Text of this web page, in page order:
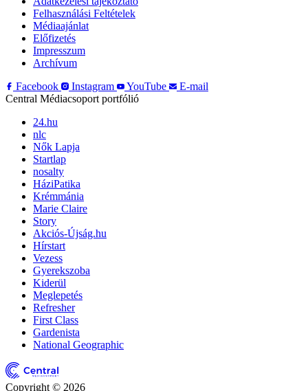
Felhasználási Feltételek
Médiaajánlat
Előfizetés
Impresszum
Archívum
Facebook
Instagram YouTube
E-mail
Central Médiacsoport portfólió
24.hu
nlc
Nők Lapja
Startlap
nosalty
HáziPatika
Krémmánia
Marie Claire
Story
Akciós-Újság.hu
Hírstart
Vezess
Gyerekszoba
Kiderül
Meglepetés
Refresher
First Class
Gardenista
National Geographic
Copyright © 2026